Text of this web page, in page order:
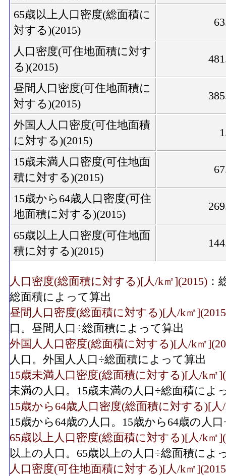
65歳以上人口密度(総面積に
対する)(2015)
人口密度(可住地面積に対す
る)(2015)
昼間人口密度(可住地面積に
対する)(2015)
外国人人口密度(可住地面積
に対する)(2015)
15歳未満人口密度(可住地面
積に対する)(2015)
15歳から64歳人口密度(可住
地面積に対する)(2015)
65歳以上人口密度(可住地面
積に対する)(2015)
人口密度(総面積に対する)[人/k㎡](2015) ：
総面積によって算出
昼間人口密度(総面積に対する)[人/k㎡
口。昼間人口÷総面積によって算出
外国人人口密度(総面積に対する)[人/k㎡
人口。外国人人口÷総面積によって算出
15歳未満人口密度(総面積に対する)[人/k㎡
未満の人口。15歳未満の人口÷総面積によ
15歳から64歳人口密度(総面積に対する)[人
15歳から64歳の人口。15歳から64歳の人
65歳以上人口密度(総面積に対する)[人/k㎡
以上の人口。65歳以上の人口÷総面積によ
人口密度(可住地面積に対する)[人/k㎡